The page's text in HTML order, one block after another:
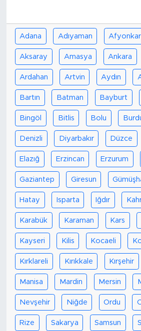
Adana Adıyaman
Aksaray Amasya Ankara
Ardahan Artvin Aydın
Bartın Batman Bayburt
Bingöl Bitlis Bolu
Denizli Diyarbakır Düzce
Elazığ Erzincan Erzurum
Gaziantep Giresun
Hatay Isparta Iğdır
Karabük Karaman Kars
Kayseri Kilis Kocaeli
Kırklareli Kırıkkale Kırşehir
Manisa Mardin Mersin
Nevşehir Niğde Ordu
Rize Sakarya Samsun